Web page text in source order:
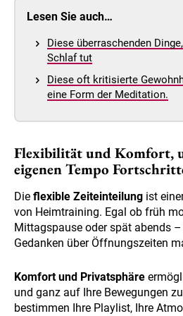
Lesen Sie auch…
Diese überraschenden
Schlaf tut
Diese oft kritisierte
eine Form der Meditation.
Flexibilität und Komfort,
eigenen Tempo
Die flexible Zeiteinteilung ist
von Heimtraining. Egal ob früh
Mittagspause oder spät abends
Gedanken über Öffnungszeiten
Komfort und Privatsphäre
und ganz auf Ihre Bewegungen
bestimmen Ihre Playlist, Ihre